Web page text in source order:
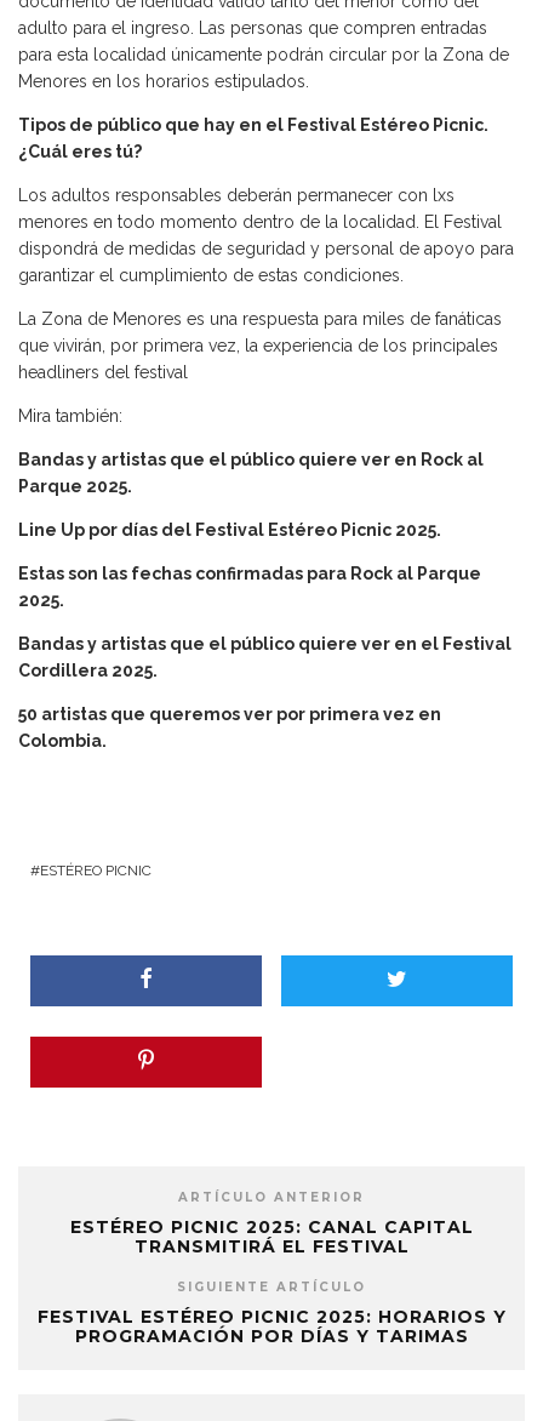
adulto para el ingreso. Las personas que compren entradas
para esta localidad únicamente podrán circular por la Zona de
Menores en los horarios estipulados.
Tipos de público que hay en el Festival Estéreo Picnic.
¿Cuál eres tú?
Los adultos responsables deberán permanecer con lxs
menores en todo momento dentro de la localidad. El Festival
dispondrá de medidas de seguridad y personal de apoyo para
garantizar el cumplimiento de estas condiciones.
La Zona de Menores es una respuesta para miles de fanáticas
que vivirán, por primera vez, la experiencia de los principales
headliners del festival
Mira también:
Bandas y artistas que el público quiere ver en Rock al
Parque 2025.
Line Up por días del Festival Estéreo Picnic 2025.
Estas son las fechas confirmadas para Rock al Parque
2025.
Bandas y artistas que el público quiere ver en el Festival
Cordillera 2025.
50 artistas que queremos ver por primera vez en
Colombia.
ESTÉREO PICNIC
ARTÍCULO ANTERIOR
ESTÉREO PICNIC 2025: CANAL CAPITAL
TRANSMITIRÁ EL FESTIVAL
SIGUIENTE ARTÍCULO
FESTIVAL ESTÉREO PICNIC 2025: HORARIOS Y
PROGRAMACIÓN POR DÍAS Y TARIMAS